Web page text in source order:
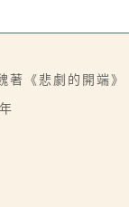
著《悲劇的開端》